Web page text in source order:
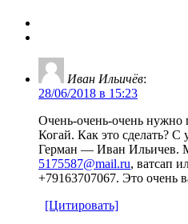
Иван Ильичёв:
28/06/2018 в 15:23
Очень-очень-очень нужно
Когай. Как это сделать?
Герман — Иван Ильичев.
5175587@mail.ru, ватсап
+79163707067. Это очень
[Цитировать]